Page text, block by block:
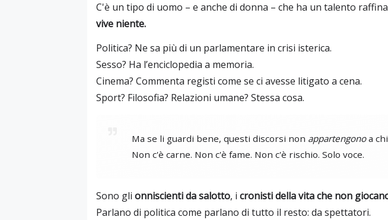
C'è un tipo di uomo – e anche di donna – che ha un talento
vive niente.
Politica? Ne sa più di un parlamentare in crisi isterica.
Sesso? Ha l’enciclopedia a memoria.
Cinema? Commenta registi come se ci avesse litigato a cena.
Sport? Filosofia? Relazioni umane? Stessa cosa.
Ma se li guardi bene, questi discorsi non appartengonoa
Non c'è carne. Non c'è fame. Non c'è rischio. Solo voce.
Sono gli onniscienti da salotto, i cronisti della vita che non
Parlano di politica come parlano di tutto il resto: da spettatori.